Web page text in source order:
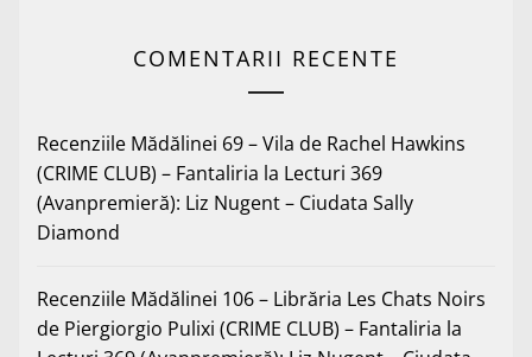
COMENTARII RECENTE
Recenziile Mădălinei 69 – Vila de Rachel Hawkins
(CRIME CLUB) – Fantaliria la Lecturi 369
(Avanpremieră): Liz Nugent – Ciudata Sally
Diamond
Recenziile Mădălinei 106 – Librăria Les Chats Noirs
de Piergiorgio Pulixi (CRIME CLUB) – Fantaliria la